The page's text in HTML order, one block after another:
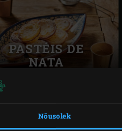
Nõusolek
PASTÉIS DE
NATA